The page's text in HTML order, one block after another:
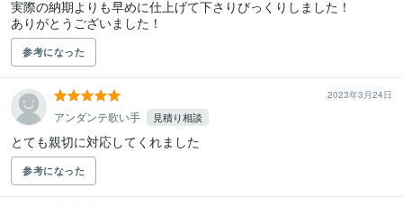
実際の納期よりも早めに仕上げて下さりびっくりしました！
ありがとうございました！
参考になった
2023年3月24日
アンダンテ歌い手 見積り相談
とても親切に対応してくれました
参考になった